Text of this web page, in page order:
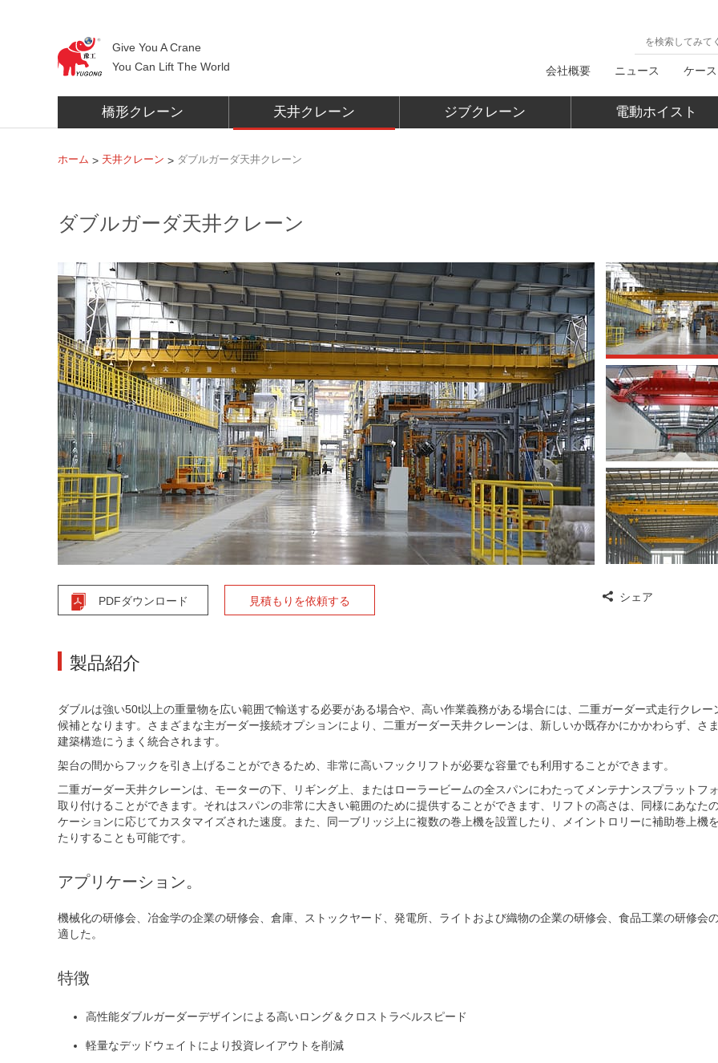
Give You A Crane
You Can Lift The World
会社概要 ニュース ケース
橋形クレーン 天井クレーン ジブクレーン 電動ホイスト
ホーム > 天井クレーン > ダブルガーダ天井クレーン
ダブルガーダ天井クレーン
PDFダウンロード 見積もりを依頼する シェア
製品紹介
ダブルは強い50t以上の重量物を広い範囲で輸送する必要がある場合や、高い作業義務がある場合には、二重ガーダー式走行クレー
候補となります。さまざまな主ガーダー接続オプションにより、二重ガーダー天井クレーンは、新しいか既存かにかかわらず、さ
建築構造にうまく統合されます。
架台の間からフックを引き上げることができるため、非常に高いフックリフトが必要な容量でも利用することができます。
二重ガーダー天井クレーンは、モーターの下、リギング上、またはローラービームの全スパンにわたってメンテナンスプラットフ
取り付けることができます。それはスパンの非常に大きい範囲のために提供することができます、リフトの高さは、同様にあなた
ケーションに応じてカスタマイズされた速度。また、同一ブリッジ上に複数の巻上機を設置したり、メイントロリーに補助巻上機
たりすることも可能です。
アプリケーション。
機械化の研修会、冶金学の企業の研修会、倉庫、ストックヤード、発電所、ライトおよび織物の企業の研修会、食品工業の研修会
適した。
特徴
高性能ダブルガーダーデザインによる高いロング＆クロストラベルスピード
軽量なデッドウェイトにより投資レイアウトを削減